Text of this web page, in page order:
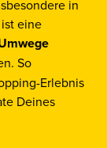
in
eine
So
Erlebnis
Deines